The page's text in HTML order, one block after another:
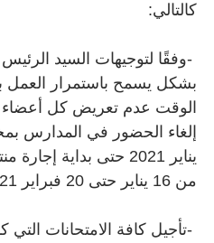
كالتالي:
-وفقًا لتوجيهات السيد
بشكل يسمح باستمرار العمل
الوقت عدم تعريض كل أعضاء
يناير 2021 حتى بداية
من 16 يناير حتى 20 فبراير 2021
-تأجيل كافة الامتحانات